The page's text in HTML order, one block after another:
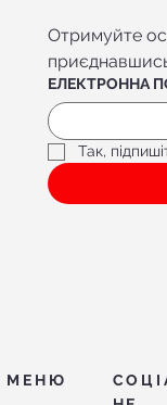
Отримуйте
ЕЛЕКТРОННА
Так,
МЕНЮ